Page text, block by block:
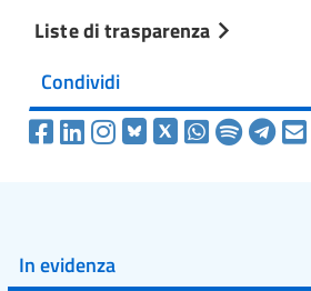
Liste di trasparenza
Condividi
In evidenza